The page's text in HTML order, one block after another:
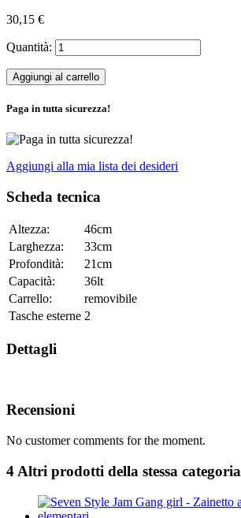
30,15 €
Quantità:
Aggiungi al carrello
Paga in tutta sicurezza!
Aggiungi alla mia lista dei desideri
Scheda tecnica
Altezza:
46cm
Larghezza:
33cm
Profondità:
21cm
Capacità:
36lt
Carrello:
removibile
Tasche esterne 2
Dettagli
Recensioni
No customer comments for the moment.
4 Altri prodotti della stessa categoria